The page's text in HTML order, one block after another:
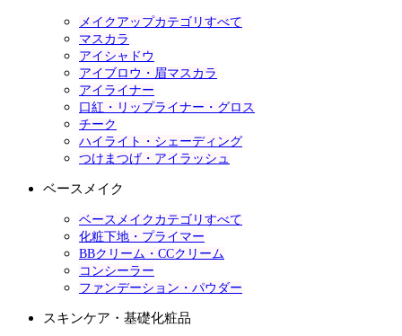
メイクアップカテゴリすべて
マスカラ
アイシャドウ
アイブロウ・眉マスカラ
アイライナー
口紅・リップライナー・グロス
チーク
ハイライト・シェーディング
つけまつげ・アイラッシュ
ベースメイク
ベースメイクカテゴリすべて
化粧下地・プライマー
BBクリーム・CCクリーム
コンシーラー
ファンデーション・パウダー
スキンケア・基礎化粧品